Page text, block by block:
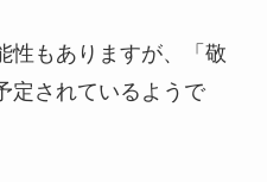
性もありますが、「敬
定されているようで